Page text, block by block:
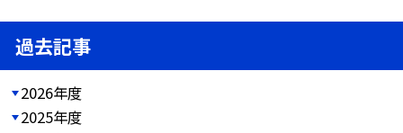
過去記事
2026年度
2025年度